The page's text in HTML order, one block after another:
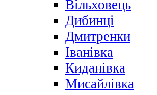
Вільховець
Дибинці
Дмитренки
Іванівка
Киданівка
Мисайлівка